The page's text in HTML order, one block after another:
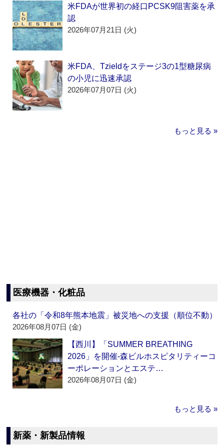
米FDAが世界初の経口PCSK9阻害薬を承
認
2026年07月21日 (火)
米FDA、Tzieldをステージ3の1型糖尿病
の小児に迅速承認
2026年07月07日 (火)
もっと見る »
医療機器・化粧品
各社の「令和8年熊本地震」被災地への支援（順位不動）
2026年08月07日 (金)
【西川】「SUMMER BREATHING
2026」を開催‐森ビルホスピタリティーコ
ーポレーションとエステ…
2026年08月07日 (金)
もっと見る »
新薬・新製品情報